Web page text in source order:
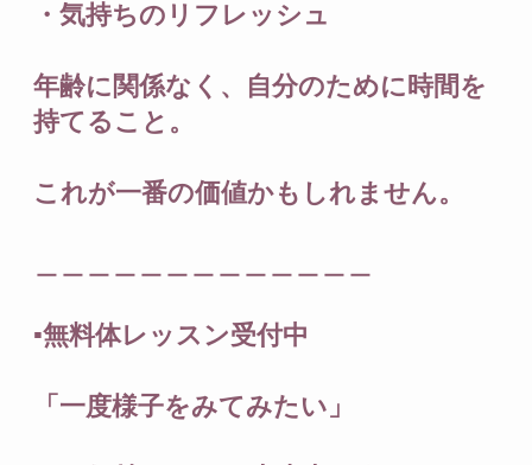
・気持ちのリフレッシュ
年齢に関係なく、自分のために時間を
持てること。
これが一番の価値かもしれません。
▪️無料体レッスン受付中
「一度様子をみてみたい」